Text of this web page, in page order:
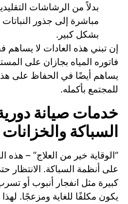
بدلاً من الرشاشات
مباشرة إلى جذور
بشكل كبير.
إن تبني هذه العادات لا
فاتوره المياه بجازان على
يساهم أيضًا في الحفاظ على
للمجتمع بأكمله.
خدمات صيانة
السباكة والخزانات
“الوقاية خير من العلاج” – هذه
على أنظمة السباكة.
كبيرة مثل انفجار أنبوب أو
يكون مكلفًا للغاية ومزعجًا.